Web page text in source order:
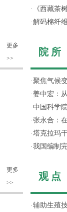
更多
>>
更多
>>
·
《西藏茶
·解码棉纤
院 所
·聚焦气候
·姜中宏：
·中国科学
·张永合：
·塔克拉玛
·我国编制
观 点
·辅助生殖